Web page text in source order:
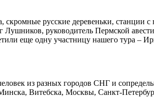
русские деревеньки, станции
руководитель Пермской
еще одну участницу нашего тура –
из разных городов СНГ и
Витебска, Москвы, Санкт-